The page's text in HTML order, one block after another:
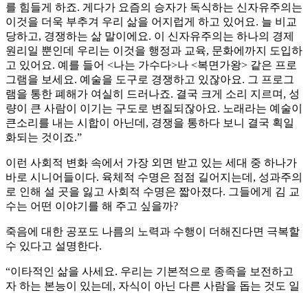
를 힘들게 하죠. 게다가 요즘의 승자가 독식하는 신자유주의는
이것을 더욱 부추겨 우리 삶을 어지럽게 하고 있어요. 늘 비교
당하고, 경쟁하는 삶 말이에요. 이 신자유주의는 하나의 경제
원리일 뿐인데 우리는 이것을 행정과 교육, 문화에까지 도입하
고 있어요. 예를 들어 <나는 가수다>나 <복면가왕> 같은 프로
그램을 보세요. 예술을 도구로 경쟁하고 있잖아요. 그 프로그
램을 통한 폐해가 여실히 드러나죠. 결국 크게 소리 지르며, 성
량이 큰 사람이 이기는 구도로 변질되잖아요. 노래라는 예술이
큰소리를 내는 시합이 아닌데, 경쟁을 통하다 보니 결국 획일
화되는 것이죠.”
이런 사회적 변화 속에서 가장 외면 받고 있는 세대 중 하나가
바로 시니어들이다. 육체적 수명은 점점 길어지는데, 성과주의
로 인해 설 곳을 잃고 사회적 수명은 짧아졌다. 그들에게 김 교
수는 어떤 이야기를 해 주고 싶을까?
죽음에 대한 공포도 나름의 노력과 수행이 더해진다면 극복할
수 있다고 설명한다.
“이타적인 삶을 사세요. 우리는 기본적으로 종족을 보전하고
자 하는 본능이 있는데, 자식이 아닌 다른 사람을 돕는 것도 일